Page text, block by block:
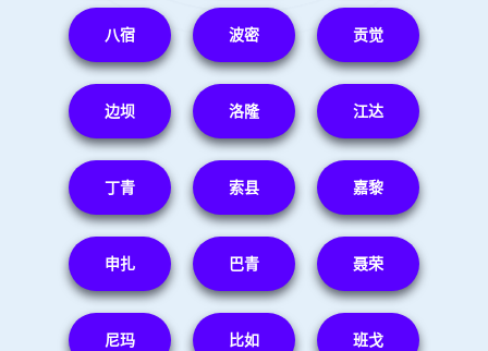
八宿 波密 贡觉
边坝 洛隆 江达
丁青 索县 嘉黎
申扎 巴青 聂荣
尼玛 比如 班戈